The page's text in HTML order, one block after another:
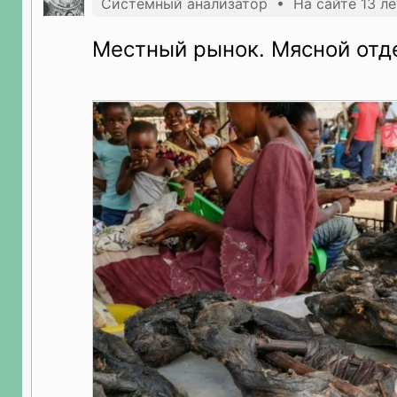
Системный анализатор • На сайте 13
Местный рынок. Мясной